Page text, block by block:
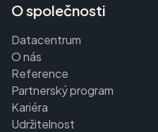
O společnosti
Datacentrum
O nás
Reference
Partnerský program
Kariéra
Udržitelnost